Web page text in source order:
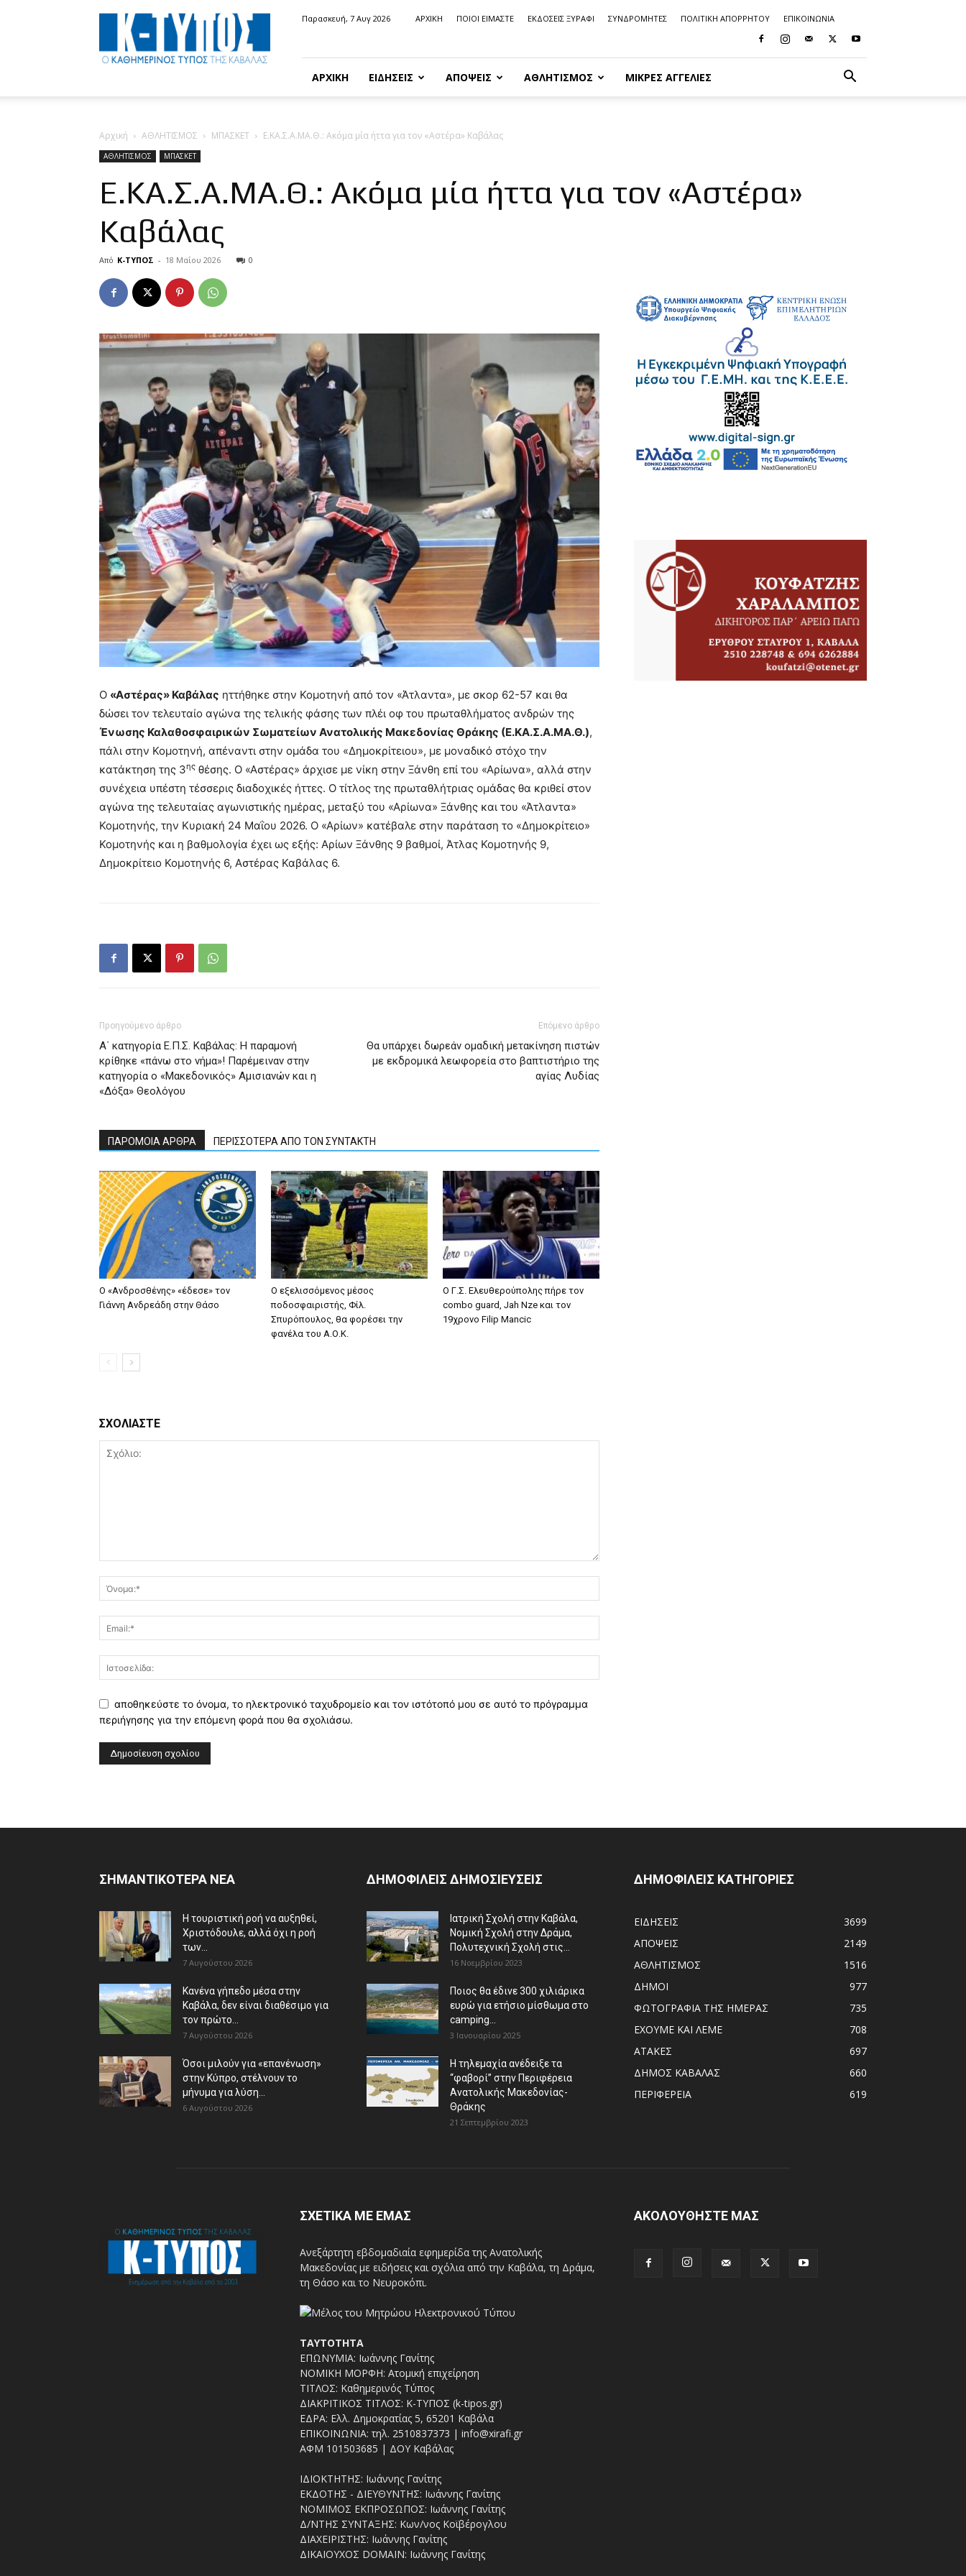
Κ-
ΤΥΠΟΣ
Παρασκευή, 7 Αυγ 2026 ΑΡΧΙΚΗ ΠΟΙΟΙ ΕΙΜΑΣΤΕ ΕΚΔΟΣΕΙΣ ΞΥΡΑΦΙ ΣΥΝΔΡΟΜΗΤΕΣ ΠΟΛΙΤΙΚΗ ΑΠΟΡΡΗΤΟΥ ΕΠΙΚΟΙΝΩΝΙΑ
ΑΡΧΙΚΗ ΕΙΔΗΣΕΙΣ ΑΠΟΨΕΙΣ ΑΘΛΗΤΙΣΜΟΣ ΜΙΚΡΈΣ ΑΓΓΕΛΊΕΣ
Αρχική ΑΘΛΗΤΙΣΜΟΣ ΜΠΑΣΚΕΤ Ε.ΚΑ.Σ.Α.ΜΑ.Θ.: Ακόμα μία ήττα για τον «Αστέρα» Καβάλας
ΑΘΛΗΤΙΣΜΟΣ ΜΠΑΣΚΕΤ
Ε.ΚΑ.Σ.Α.ΜΑ.Θ.: Ακόμα μία ήττα για τον «Αστέρα»
Καβάλας
Από Κ-ΤΥΠΟΣ - 18 Μαΐου 2026 0
Ο «Αστέρας» Καβάλας ηττήθηκε στην Κομοτηνή από τον «Άτλαντα», με σκορ 62-57 και θα
δώσει τον τελευταίο αγώνα της τελικής φάσης των πλέι οφ του πρωταθλήματος ανδρών της
Ένωσης Καλαθοσφαιρικών Σωματείων Ανατολικής Μακεδονίας Θράκης (Ε.ΚΑ.Σ.Α.ΜΑ.Θ.),
πάλι στην Κομοτηνή, απέναντι στην ομάδα του «Δημοκρίτειου», με μοναδικό στόχο την
κατάκτηση της 3ης θέσης. Ο «Αστέρας» άρχισε με νίκη στην Ξάνθη επί του «Αρίωνα», αλλά στην
συνέχεια υπέστη τέσσερις διαδοχικές ήττες. Ο τίτλος της πρωταθλήτριας ομάδας θα κριθεί στον
αγώνα της τελευταίας αγωνιστικής ημέρας, μεταξύ του «Αρίωνα» Ξάνθης και του «Άτλαντα»
Κομοτηνής, την Κυριακή 24 Μαΐου 2026. Ο «Αρίων» κατέβαλε στην παράταση το «Δημοκρίτειο»
Κομοτηνής και η βαθμολογία έχει ως εξής: Αρίων Ξάνθης 9 βαθμοί, Άτλας Κομοτηνής 9,
Δημοκρίτειο Κομοτηνής 6, Αστέρας Καβάλας 6.
Προηγούμενο άρθρο
Α΄ κατηγορία Ε.Π.Σ. Καβάλας: Η παραμονή
κρίθηκε «πάνω στο νήμα»! Παρέμειναν στην
κατηγορία ο «Μακεδονικός» Αμισιανών και η
«Δόξα» Θεολόγου
Επόμενο άρθρο
Θα υπάρχει δωρεάν ομαδική μετακίνηση πιστών
με εκδρομικά λεωφορεία στο βαπτιστήριο της
αγίας Λυδίας
ΠΑΡΟΜΟΙΑ ΑΡΘΡΑ ΠΕΡΙΣΣΟΤΕΡΑ ΑΠΟ ΤΟΝ ΣΥΝΤΑΚΤΗ
Ο «Ανδροσθένης» «έδεσε» τον
Γιάννη Ανδρεάδη στην Θάσο
Ο εξελισσόμενος μέσος
ποδοσφαιριστής, Φίλ.
Σπυρόπουλος, θα φορέσει την
φανέλα του Α.Ο.Κ.
Ο Γ.Σ. Ελευθερούπολης πήρε τον
combo guard, Jah Nze και τον
19χρονο Filip Mancic
ΣΧΟΛΙΑΣΤΕ
αποθηκεύστε το όνομα, το ηλεκτρονικό ταχυδρομείο και τον ιστότοπό μου σε αυτό το πρόγραμμα
περιήγησης για την επόμενη φορά που θα σχολιάσω.
ΣΗΜΑΝΤΙΚΟΤΕΡΑ ΝΕΑ
Η τουριστική ροή να αυξηθεί,
Χριστόδουλε, αλλά όχι η ροή
των...
7 Αυγούστου 2026
Κανένα γήπεδο μέσα στην
Καβάλα, δεν είναι διαθέσιμο για
τον πρώτο...
7 Αυγούστου 2026
Όσοι μιλούν για «επανένωση»
στην Κύπρο, στέλνουν το
μήνυμα για λύση...
6 Αυγούστου 2026
ΔΗΜΟΦΙΛΕΙΣ ΔΗΜΟΣΙΕΥΣΕΙΣ
Ιατρική Σχολή στην Καβάλα,
Νομική Σχολή στην Δράμα,
Πολυτεχνική Σχολή στις...
16 Νοεμβρίου 2023
Ποιος θα έδινε 300 χιλιάρικα
ευρώ για ετήσιο μίσθωμα στο
camping...
3 Ιανουαρίου 2025
Η τηλεμαχία ανέδειξε τα
“φαβορί” στην Περιφέρεια
Ανατολικής Μακεδονίας-
Θράκης
21 Σεπτεμβρίου 2023
ΔΗΜΟΦΙΛΕΙΣ ΚΑΤΗΓΟΡΙΕΣ
ΕΙΔΗΣΕΙΣ
3699
ΑΠΟΨΕΙΣ
2149
ΑΘΛΗΤΙΣΜΟΣ
1516
ΔΗΜΟΙ
977
ΦΩΤΟΓΡΑΦΙΑ ΤΗΣ ΗΜΕΡΑΣ
735
ΕΧΟΥΜΕ ΚΑΙ ΛΕΜΕ
708
ΑΤΑΚΕΣ
697
ΔΗΜΟΣ ΚΑΒΑΛΑΣ
660
ΠΕΡΙΦΕΡΕΙΑ
619
ΣΧΕΤΙΚΑ ΜΕ ΕΜΑΣ
Ανεξάρτητη εβδομαδιαία εφημερίδα της Ανατολικής
Μακεδονίας με ειδήσεις και σχόλια από την Καβάλα, τη Δράμα,
τη Θάσο και το Νευροκόπι.
ΤΑΥΤΟΤΗΤΑ
ΕΠΩΝΥΜΙΑ: Ιωάννης Γανίτης
ΝΟΜΙΚΗ ΜΟΡΦΗ: Ατομική επιχείρηση
ΤΙΤΛΟΣ: Καθημερινός Τύπος
ΔΙΑΚΡΙΤΙΚΟΣ ΤΙΤΛΟΣ: Κ-ΤΥΠΟΣ (k-tipos.gr)
ΕΔΡΑ: Ελλ. Δημοκρατίας 5, 65201 Καβάλα
ΕΠΙΚΟΙΝΩΝΙΑ: τηλ. 2510837373 | info@xirafi.gr
ΑΦΜ 101503685 | ΔΟΥ Καβάλας
ΙΔΙΟΚΤΗΤΗΣ: Ιωάννης Γανίτης
ΕΚΔΟΤΗΣ - ΔΙΕΥΘΥΝΤΗΣ: Ιωάννης Γανίτης
ΝΟΜΙΜΟΣ ΕΚΠΡΟΣΩΠΟΣ: Ιωάννης Γανίτης
Δ/ΝΤΗΣ ΣΥΝΤΑΞΗΣ: Κων/νος Κοϊβέρογλου
ΔΙΑΧΕΙΡΙΣΤΗΣ: Ιωάννης Γανίτης
ΔΙΚΑΙΟΥΧΟΣ DOMAIN: Ιωάννης Γανίτης
ΑΚΟΛΟΥΘΗΣΤΕ ΜΑΣ